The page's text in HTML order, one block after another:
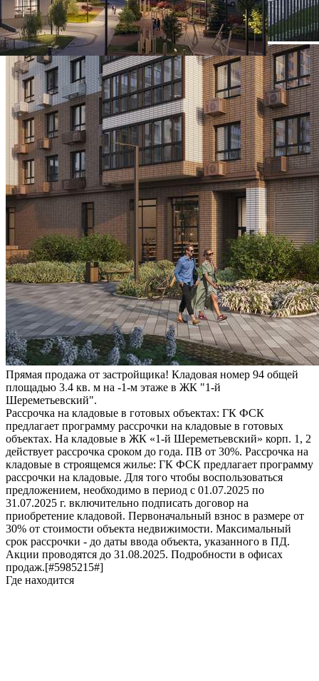
Прямая продажа от застройщика! Кладовая номер 94 общей
площадью 3.4 кв. м на -1-м этаже в ЖК "1-й
Шереметьевский".
Рассрочка на кладовые в готовых объектах: ГК ФСК
предлагает программу рассрочки на кладовые в готовых
объектах. На кладовые в ЖК «1-й Шереметьевский» корп. 1, 2
действует рассрочка сроком до года. ПВ от 30%. Рассрочка на
кладовые в строящемся жилье: ГК ФСК предлагает программу
рассрочки на кладовые. Для того чтобы воспользоваться
предложением, необходимо в период с 01.07.2025 по
31.07.2025 г. включительно подписать договор на
приобретение кладовой. Первоначальный взнос в размере от
30% от стоимости объекта недвижимости. Максимальный
срок рассрочки - до даты ввода объекта, указанного в ПД.
Акции проводятся до 31.08.2025. Подробности в офисах
продаж.[#5985215#]
Где находится